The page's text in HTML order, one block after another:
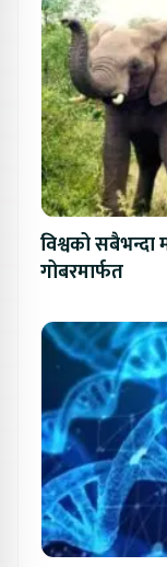
विश्वको
गोबरमार्फत